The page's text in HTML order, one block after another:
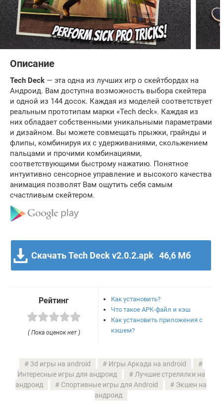
Описание
Tech Deck — эта одна из лучших игр о скейтбордах на
Андроид. Вам доступна возможность выбора скейтера
и одной из 144 досок. Каждая из моделей соответствует
реальным прототипам марки «Tech deck». Каждая из
них обладает собственными уникальными параметрами
и дизайном. Вы можете совмещать прыжки, грайнды и
флипы, комбинируя их с удерживаниями, скольжением
пальцами и прочими комбинациями,
соответствующими быстрому нажатию. Понятное
интуитивно сенсорное управление и высокого качества
анимация позволят Вам ощутить себя самым
счастливым скейтером.
Скачать Tech Deck v2.0.2.apk 46,6 Мб
Рейтинг
( Пока оценок нет )
Как установить?
Что такое APK-файл и кэш
Как установить приложения с
кэшем?
3d игры на android
Игры Аркада на android
Интересные игры для андроид
Лучшие стрелялки на
андроид
Спортивные игры для Android
Экшен на
андроид